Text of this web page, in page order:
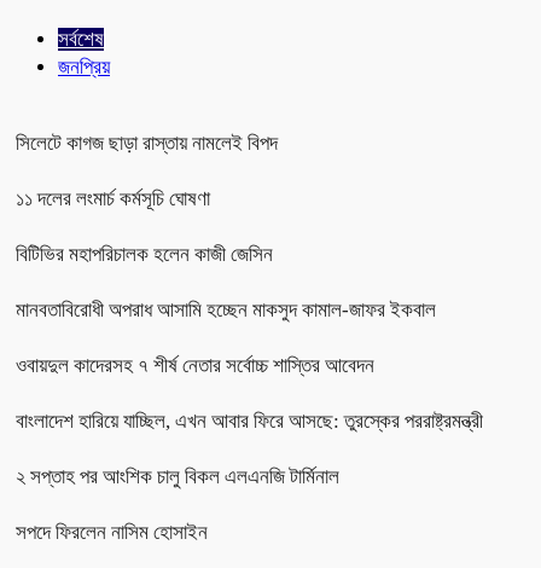
সর্বশেষ
জনপ্রিয়
সিলেটে কাগজ ছাড়া রাস্তায় নামলেই বিপদ
১১ দলের লংমার্চ কর্মসূচি ঘোষণা
বিটিভির মহাপরিচালক হলেন কাজী জেসিন
মানবতাবিরোধী অপরাধ আসামি হচ্ছেন মাকসুদ কামাল-জাফর ইকবাল
ওবায়দুল কাদেরসহ ৭ শীর্ষ নেতার সর্বোচ্চ শাস্তির আবেদন
বাংলাদেশ হারিয়ে যাচ্ছিল, এখন আবার ফিরে আসছে: তুরস্কের পররাষ্ট্রমন্ত্রী
২ সপ্তাহ পর আংশিক চালু বিকল এলএনজি টার্মিনাল
সপদে ফিরলেন নাসিম হোসাইন